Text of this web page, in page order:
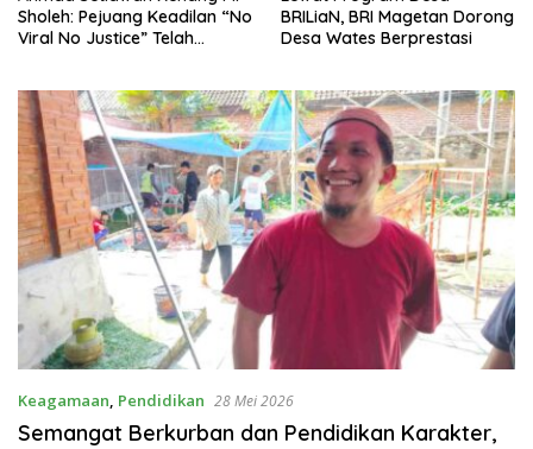
Sholeh: Pejuang Keadilan “No
Viral No Justice” Telah
BRILiaN, BRI Magetan Dorong
Desa Wates Berprestasi
Keagamaan, Pendidikan 28 Mei 2026
Semangat Berkurban dan Pendidikan Karakter,